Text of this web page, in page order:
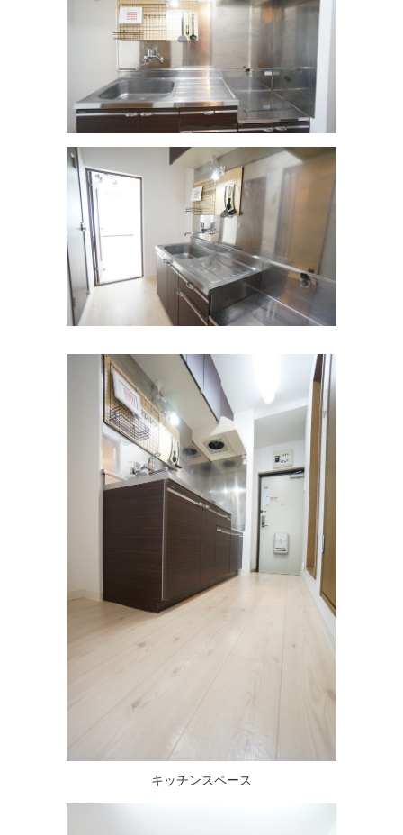
キッチンスペース